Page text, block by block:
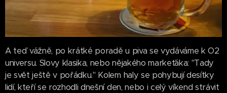
A teď vážně, po krátké poradě u piva se vydáváme k O2
universu. Slovy klasika, nebo nějakého markeťáka: "Tady
je svět ještě v pořádku." Kolem haly se pohybují desítky
lidí, kteří se rozhodli dnešní den, nebo i celý víkend strávit